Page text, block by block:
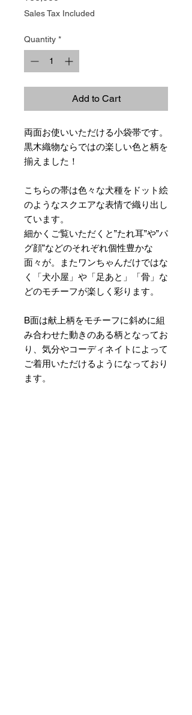
Sales Tax Included
Quantity *
Add to Cart
両面お使いいただける小袋帯です。
黒木織物ならではの楽しい色と柄を
揃えました！
こちらの帯は色々な犬種をドット絵
のようなスクエアな表情で織り出し
ています。
細かくご覧いただくと”たれ耳”や”パ
グ顔”などのそれぞれ個性豊かな
面々が。またワンちゃんだけではな
く「犬小屋」や「足あと」「骨」な
どのモチーフが楽しく彩ります。
B面は献上柄をモチーフに斜めに組
み合わせた動きのある柄となってお
り、気分やコーディネイトによって
ご着用いただけるようになっており
ます。